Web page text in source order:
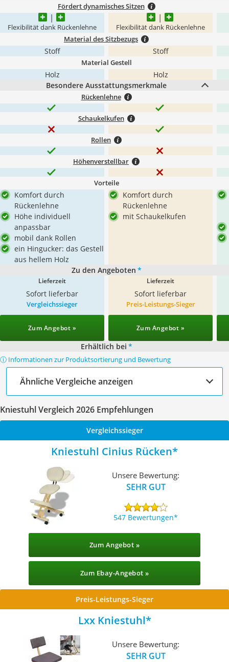
Fördert dynamisches Sitzen
Flexibilität dank Rückenlehne Flexibilität dank Rückenlehne
Material des Sitzbezugs
Stoff Stoff
Material Gestell
Holz
Holz
Besondere Ausstattungsmerkmale
Rückenlehne
Schaukelkufen
Rollen
Höhenverstellbar
Vorteile
Komfort durch
Rückenlehne
Höhe individuell
anpassbar
mobil dank Rollen
ein Hingucker: das Gestell
aus hellem Holz
Komfort durch
Rückenlehne
mit Schaukelkufen
Zu den Angeboten *
Lieferzeit
Sofort lieferbar
Lieferzeit
Sofort lieferbar
Vergleichssieger
Zum Angebot »
Preis-Leistungs-Sieger
Zum Angebot »
Erhältlich bei *
ⓘ Informationen zur Produktsortierung und Bewertung
Ähnliche Vergleiche anzeigen
Kniestuhl Vergleich 2026 Empfehlungen
Vergleichssieger
Kniestuhl Cinius Rücken
Unsere Bewertung:
SEHR GUT
547 Bewertungen
Zum Angebot »
Zum Ebay-Angebot »
Preis-Leistungs-Sieger
Lxx Kniestuhl
Unsere Bewertung:
SEHR GUT